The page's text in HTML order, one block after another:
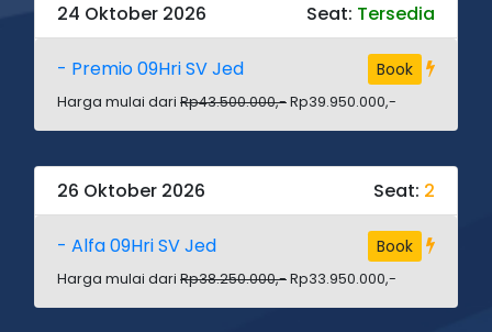
24 Oktober 2026 Seat: Tersedia
- Premio 09Hri SV Jed Book
Harga mulai dari Rp43.500.000,-Rp39.950.000,-
26 Oktober 2026 Seat: 2
- Alfa 09Hri SV Jed Book
Harga mulai dari Rp38.250.000,-Rp33.950.000,-